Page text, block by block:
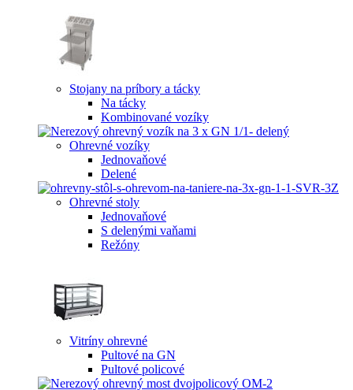
Stojany na príbory a tácky
Na tácky
Kombinované vozíky
Ohrevné vozíky
Jednovaňové
Delené
Ohrevné stoly
Jednovaňové
S delenými vaňami
Režóny
Vitríny ohrevné
Pultové na GN
Pultové policové